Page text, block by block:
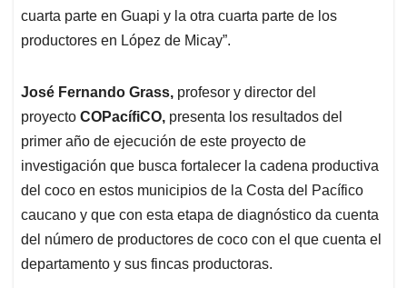
cuarta parte en Guapi y la otra cuarta parte de los
productores en López de Micay”.
José Fernando Grass, profesor y director del
proyecto COPacífiCO, presenta los resultados del
primer año de ejecución de este proyecto de
investigación que busca fortalecer la cadena productiva
del coco en estos municipios de la Costa del Pacífico
caucano y que con esta etapa de diagnóstico da cuenta
del número de productores de coco con el que cuenta el
departamento y sus fincas productoras.